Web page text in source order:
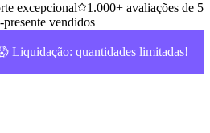
excepcional
1.000+ avaliações de 5
vendidos
Liquidação: quantidades limitadas!